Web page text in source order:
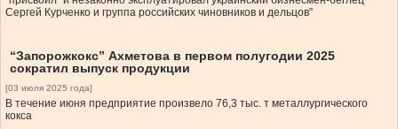
Сергей Курченко и группа российских чиновников и дельцов”
“Запорожкокс” Ахметова в первом полугодии 2025
сократил выпуск продукции
[03 июля 2025 года]
В течение июня предприятие произвело 76,3 тыс. т металлургического
кокса